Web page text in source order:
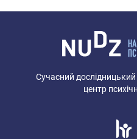
Сучасний дослідницький
центр